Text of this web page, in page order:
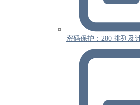
密码保护：280 排列及